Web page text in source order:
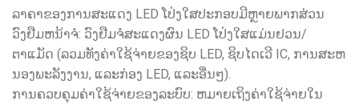
ລາຄາຂອງການສະແດງ LED ໂປ່ງໃສປະກອບມີຫຼາຍພາກສ່ວນ
ວົງຢືມຫນ້າຈໍ: ວົງຢືມຈໍສະແດງຜົນ LED ໂປ່ງໃສແມ່ນຢວນ/
ຕາແມັດ (ລວມທັງຄ່າໃຊ້ຈ່າຍຂອງຊິບ LED, ຊິບໄດເວີ IC, ການສະຫ
ນອງພະລັງງານ, ແລະກ່ອງ LED, ແລະອື່ນໆ).
ການຄວບຄຸມຄ່າໃຊ້ຈ່າຍຂອງລະບົບ: ຫມາຍເຖິງຄ່າໃຊ້ຈ່າຍໃນ